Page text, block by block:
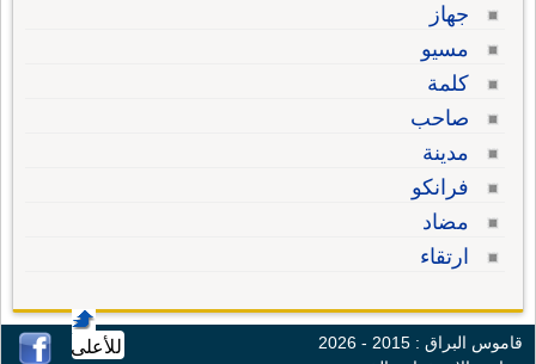
جهاز
مسيو
كلمة
صاحب
مدينة
فرانكو
مضاد
ارتقاء
للأعلى
قاموس البراق : 2015 - 2026